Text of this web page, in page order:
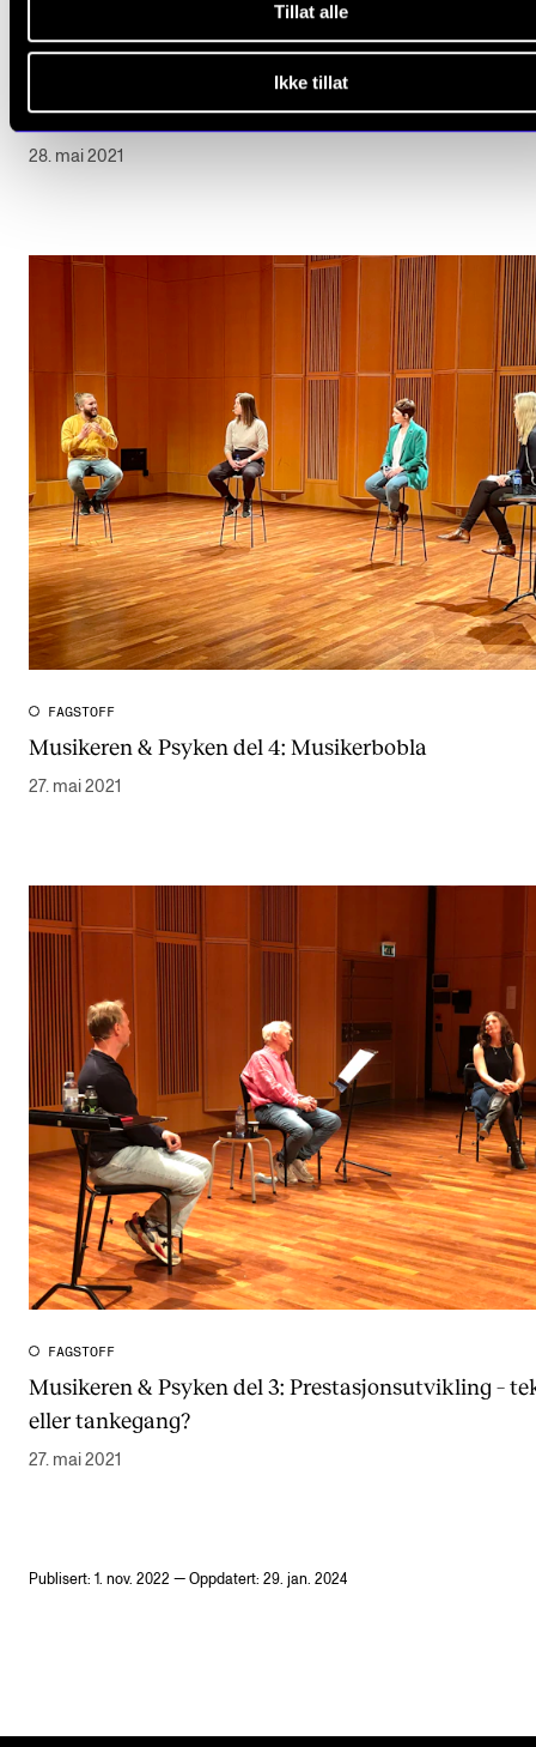
Tillat alle
Ikke tillat
Musikeren & Psyken del 5: Hvilken plass skal
helse ha i musikerutdanningen?
28. mai 2021
FAGSTOFF
Musikeren & Psyken del 4: Musikerbobla
27. mai 2021
FAGSTOFF
Musikeren & Psyken del 3: Prestasjonsutvikling –
eller tankegang?
27. mai 2021
Publisert: 1. nov. 2022 — Oppdatert: 29. jan. 2024